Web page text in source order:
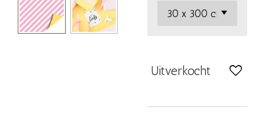
Uitverkocht